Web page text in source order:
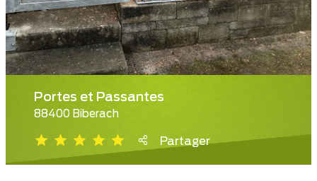
Portes et Passantes
88400 Biberach
Partager